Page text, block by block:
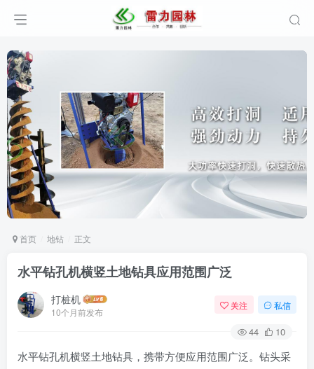
首页 地钻 正文
水平钻孔机横竖土地钻具应用范围广泛
打桩机
10个月前发布
关注 私信
44 10
水平钻孔机横竖土地钻具，携带方便应用范围广泛。钻头采